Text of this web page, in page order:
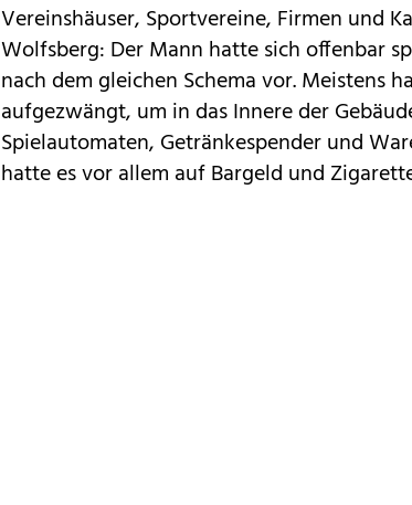
Vereinshäuser, Sportvereine, Firmen und
Wolfsberg: Der Mann hatte sich offenbar
nach dem gleichen Schema vor. Meistens
aufgezwängt, um in das Innere der
Spielautomaten, Getränkespender und
hatte es vor allem auf Bargeld und